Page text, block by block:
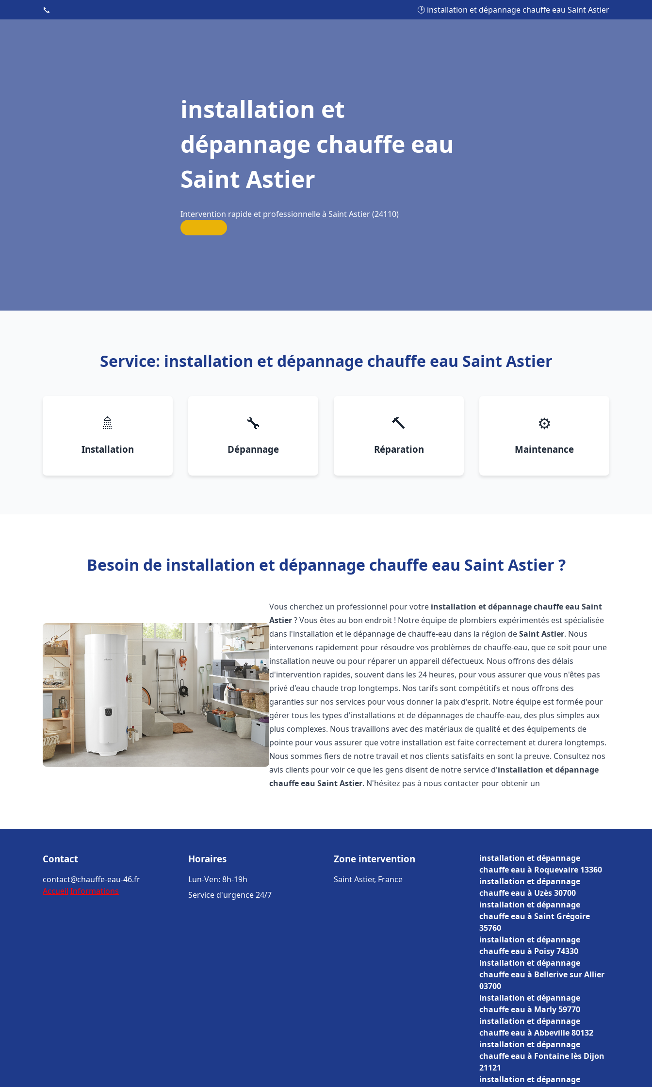
📞 🕒 installation et dépannage chauffe eau Saint Astier
installation et
dépannage chauffe eau
Saint Astier
Intervention rapide et professionnelle à Saint Astier (24110)
Service: installation et dépannage chauffe eau Saint Astier
🚿
Installation
🔧
Dépannage
🔨
Réparation
⚙️
Maintenance
Besoin de installation et dépannage chauffe eau Saint Astier ?
Vous cherchez un professionnel pour votre installation et dépannage chauffe eau Saint
Astier? Vous êtes au bon endroit ! Notre équipe de plombiers expérimentés est spécialisée
dans l'installation et le dépannage de chauffe-eau dans la région deSaint Astier. Nous
intervenons rapidement pour résoudre vos problèmes de chauffe-eau, que ce soit pour une
installation neuve ou pour réparer un appareil défectueux. Nous offrons des délais
d'intervention rapides, souvent dans les 24 heures, pour vous assurer que vous n'êtes pas
privé d'eau chaude trop longtemps. Nos tarifs sont compétitifs et nous offrons des
garanties sur nos services pour vous donner la paix d'esprit. Notre équipe est formée pour
gérer tous les types d'installations et de dépannages de chauffe-eau, des plus simples aux
plus complexes. Nous travaillons avec des matériaux de qualité et des équipements de
pointe pour vous assurer que votre installation est faite correctement et durera longtemps.
Nous sommes fiers de notre travail et nos clients satisfaits en sont la preuve. Consultez nos
avis clients pour voir ce que les gens disent de notre service d'installation et dépannage
chauffe eau Saint Astier. N'hésitez pas à nous contacter pour obtenir un
Contact
contact@chauffe-eau-46.fr
Accueil Informations
Horaires
Lun-Ven: 8h-19h
Service d'urgence 24/7
Zone intervention
Saint Astier, France
installation et dépannage
chauffe eau à Roquevaire 13360
installation et dépannage
chauffe eau à Uzès 30700
installation et dépannage
chauffe eau à Saint Grégoire
35760
installation et dépannage
chauffe eau à Poisy 74330
installation et dépannage
chauffe eau à Bellerive sur Allier
03700
installation et dépannage
chauffe eau à Marly 59770
installation et dépannage
chauffe eau à Abbeville 80132
installation et dépannage
chauffe eau à Fontaine lès Dijon
21121
installation et dépannage